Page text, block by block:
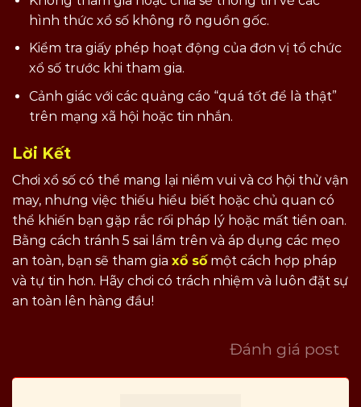
hình thức xổ số không rõ nguồn gốc.
Kiểm tra giấy phép hoạt động của đơn vị tổ chức
xổ số trước khi tham gia.
Cảnh giác với các quảng cáo “quá tốt để là thật”
trên mạng xã hội hoặc tin nhắn.
Lời Kết
Chơi xổ số có thể mang lại niềm vui và cơ hội thử vận
may, nhưng việc thiếu hiểu biết hoặc chủ quan có
thể khiến bạn gặp rắc rối pháp lý hoặc mất tiền oan.
Bằng cách tránh 5 sai lầm trên và áp dụng các mẹo
an toàn, bạn sẽ tham gia xổ số một cách hợp pháp
và tự tin hơn. Hãy chơi có trách nhiệm và luôn đặt sự
an toàn lên hàng đầu!
Đánh giá post